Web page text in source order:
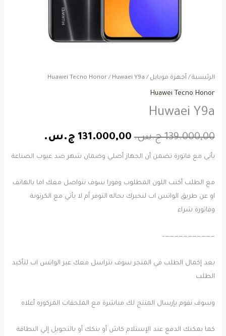
الرئيسية/ أجهزة موبايل /
Huawei Tecno Honor/ Huwaei Y9a
Huawei Tecno Honor
Huwaei Y9a
139.000,00 ج.س. 131.000,00 ج.س.
يأتي مع فاتورة تضمن أن الجهاز أصلي وضمان شهر ضد عيوب الصناعة
مع الطلب أكتب اللون المطلوب وفورا سوف نتواصل معك اما بالهاتف
او عن طريق الواتس اب لنخبرك بحاله التوفر أم لا يأتي مع الكرتونة
وفاتورة شراء
———————————–
بعد إكمال الطلب في المتجر سوف نتراسل معك عبر الواتس اب لتأكيد
الطلب
وسوف نقوم بإرسال المنتج لك مباشرة مع الملحقات المزكوره أعلاه
كما يمكنك الدفع عند الإستلام كاش أو بنكك أو بالتحويل إلي البطاقة